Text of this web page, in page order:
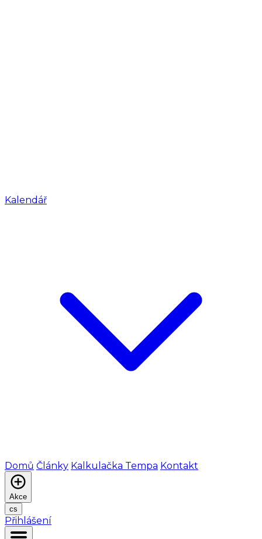
Kalendář
Domů Články Kalkulačka Tempa Kontakt
Akce
cs
Přihlášení